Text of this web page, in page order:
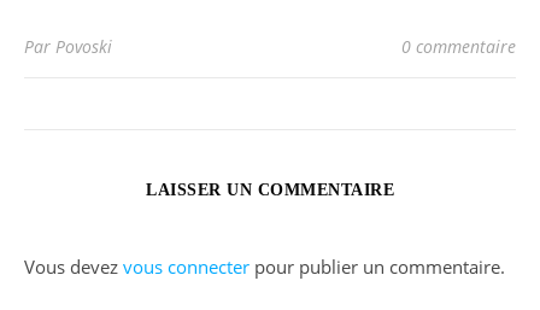
Par Povoski 0 commentaire
LAISSER UN COMMENTAIRE
Vous devez vous connecter pour publier un commentaire.